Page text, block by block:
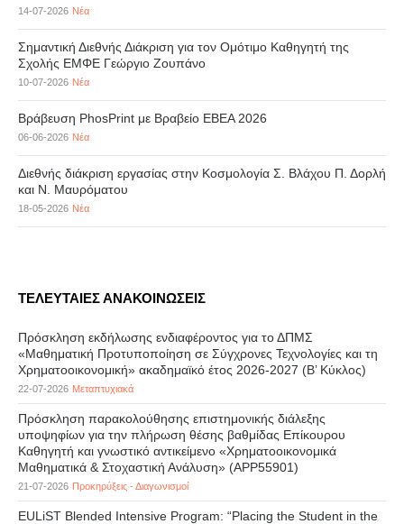
14-07-2026 Νέα
Σημαντική Διεθνής Διάκριση για τον Ομότιμο Καθηγητή της
Σχολής ΕΜΦΕ Γεώργιο Ζουπάνο
10-07-2026 Νέα
Βράβευση PhosPrint με Βραβείο ΕΒΕΑ 2026
06-06-2026 Νέα
Διεθνής διάκριση εργασίας στην Κοσμολογία Σ. Βλάχου Π. Δορλή
και Ν. Μαυρόματου
18-05-2026 Νέα
ΤΕΛΕΥΤΑΙΕΣ ΑΝΑΚΟΙΝΩΣΕΙΣ
Πρόσκληση εκδήλωσης ενδιαφέροντος για το ΔΠΜΣ
«Μαθηματική Προτυποποίηση σε Σύγχρονες Τεχνολογίες και τη
Χρηματοοικονομική» ακαδημαϊκό έτος 2026-2027 (B’ Kύκλος)
22-07-2026 Μεταπτυχιακά
Πρόσκληση παρακολούθησης επιστημονικής διάλεξης
υποψηφίων για την πλήρωση θέσης βαθμίδας Επίκουρου
Καθηγητή και γνωστικό αντικείμενο «Χρηματοοικονομικά
Μαθηματικά & Στοχαστική Ανάλυση» (APP55901)
21-07-2026 Προκηρύξεις - Διαγωνισμοί
EULiST Blended Intensive Program: “Placing the Student in the